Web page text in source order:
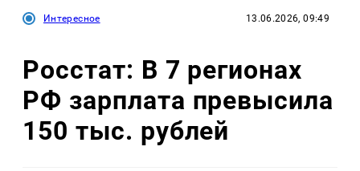
Интересное 13.06.2026, 09:49
Росстат: В 7 регионах
РФ зарплата превысила
150 тыс. рублей